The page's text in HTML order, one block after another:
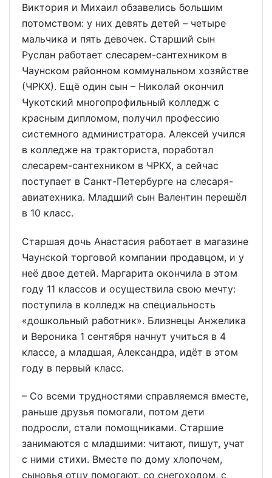
Виктория и Михаил обзавелись большим
потомством: у них девять детей – четыре
мальчика и пять девочек. Старший сын
Руслан работает слесарем-сантехником в
Чаунском районном коммунальном хозяйстве
(ЧРКХ). Ещё один сын – Николай окончил
Чукотский многопрофильный колледж с
красным дипломом, получил профессию
системного администратора. Алексей учился
в колледже на тракториста, поработал
слесарем-сантехником в ЧРКХ, а сейчас
поступает в Санкт-Петербурге на слесаря-
авиатехника. Младший сын Валентин перешёл
в 10 класс.
Старшая дочь Анастасия работает в магазине
Чаунской торговой компании продавцом, и у
неё двое детей. Маргарита окончила в этом
году 11 классов и осуществила свою мечту:
поступила в колледж на специальность
«дошкольный работник». Близнецы Анжелика
и Вероника 1 сентября начнут учиться в 4
классе, а младшая, Александра, идёт в этом
году в первый класс.
– Со всеми трудностями справляемся вместе,
раньше друзья помогали, потом дети
подросли, стали помощниками. Старшие
занимаются с младшими: читают, пишут, учат
с ними стихи. Вместе по дому хлопочем,
сыновья отцу помогают, со снегоходом, с